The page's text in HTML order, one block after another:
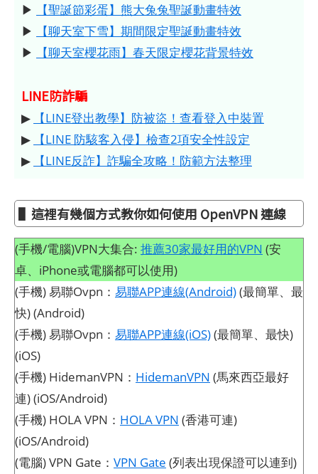
▶
【聖誕節彩蛋】熊大兔兔聖誕動畫特效
▶
【聊天室下雪】期間限定聖誕動畫特效
▶
【聊天室櫻花雨】春天限定櫻花背景特效
LINE防詐騙
▶
【LINE登出教學】防被盜！查看登入中裝置
▶
【LINE 防駭客入侵】檢查2項安全性設定
▶
【LINE反詐】詐騙全攻略！防範方法整理
▌這裡有幾個方式教你如何使用 OpenVPN 連線
(手機/電腦)VPN大集合: 推薦30家最好用的VPN (安
卓、iPhone或電腦都可以使用)
(手機) 易聯Ovpn： 易聯APP連線(Android)(最簡單、最
快) (Android)
(手機) 易聯Ovpn： 易聯APP連線(iOS)(最簡單、最快)
(iOS)
(手機) HidemanVPN： HidemanVPN (馬來西亞最好
連) (iOS/Android)
(手機) HOLA VPN： HOLA VPN (香港可連)
(iOS/Android)
(電腦) VPN Gate： VPN Gate (列表出現保證可以連到)